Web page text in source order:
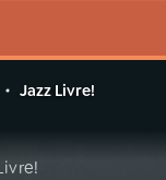
Jazz Livre!